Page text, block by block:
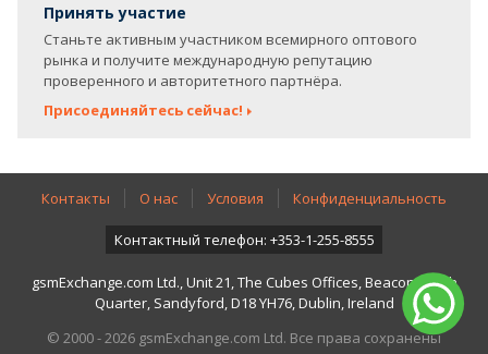
Принять участие
Станьте активным участником всемирного оптового
рынка и получите международную репутацию
проверенного и авторитетного партнёра.
Присоединяйтесь сейчас!
Контакты О нас Условия Конфиденциальность
Контактный телефон: +353-1-255-8555
gsmExchange.com Ltd., Unit 21, The Cubes Offices, Beacon South
Quarter, Sandyford, D18 YH76, Dublin, Ireland
© 2000 - 2026 gsmExchange.com Ltd. Все права сохранены